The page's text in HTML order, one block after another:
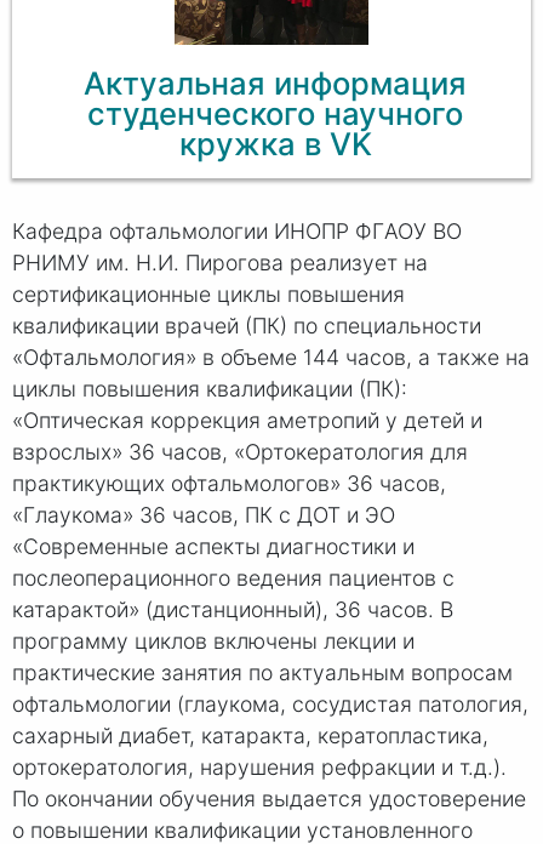
Актуальная информация
студенческого научного
кружка в VK
Кафедра офтальмологии ИНОПР ФГAOУ ВО
РНИМУ им. Н.И. Пирогова реализует на
сертификационные циклы повышения
квалификации врачей (ПК) по специальности
«Офтальмология» в объеме 144 часов, а также на
циклы повышения квалификации (ПК):
«Оптическая коррекция аметропий у детей и
взрослых» 36 часов, «Ортокератология для
практикующих офтальмологов» 36 часов,
«Глаукома» 36 часов, ПК с ДОТ и ЭО
«Современные аспекты диагностики и
послеоперационного ведения пациентов с
катарактой» (дистанционный), 36 часов. В
программу циклов включены лекции и
практические занятия по актуальным вопросам
офтальмологии (глаукома, сосудистая патология,
сахарный диабет, катаракта, кератопластика,
ортокератология, нарушения рефракции и т.д.).
По окончании обучения выдается удостоверение
о повышении квалификации установленного